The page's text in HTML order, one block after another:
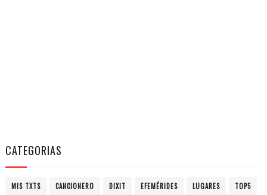
CATEGORIAS
MIS TXTS CANCIONERO DIXIT EFEMÉRIDES LUGARES TOP5